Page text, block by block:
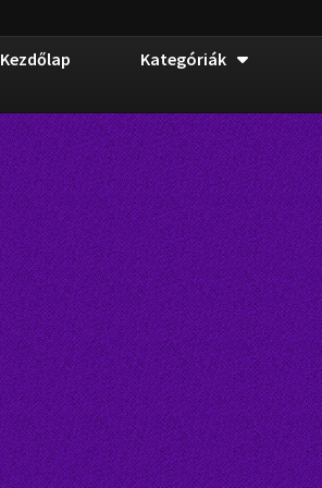
Kezdőlap Kategóriák